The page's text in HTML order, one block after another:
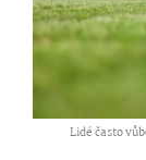
Lidé často